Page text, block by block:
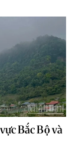
Bắc Bộ và